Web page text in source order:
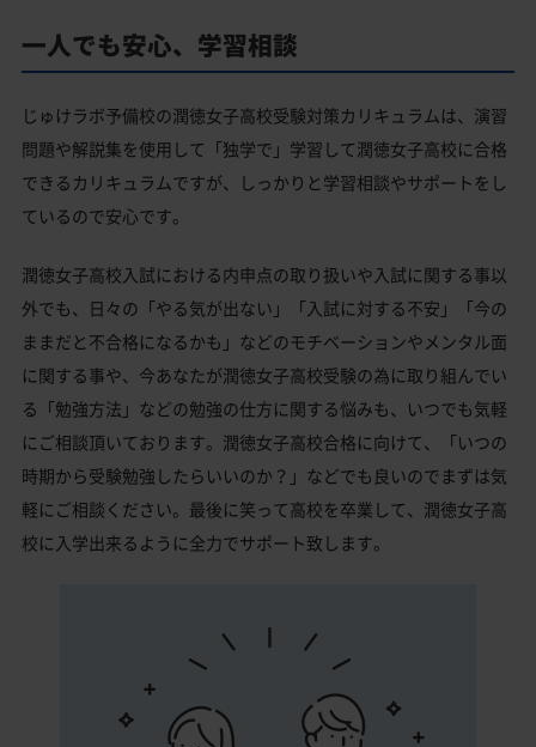
一人でも安心、学習相談
じゅけラボ予備校の潤徳女子高校受験対策カリキュラムは、演習
問題や解説集を使用して「独学で」学習して潤徳女子高校に合格
できるカリキュラムですが、しっかりと学習相談やサポートをし
ているので安心です。
潤徳女子高校入試における内申点の取り扱いや入試に関する事以
外でも、日々の「やる気が出ない」「入試に対する不安」「今の
ままだと不合格になるかも」などのモチベーションやメンタル面
に関する事や、今あなたが潤徳女子高校受験の為に取り組んでい
る「勉強方法」などの勉強の仕方に関する悩みも、いつでも気軽
にご相談頂いております。潤徳女子高校合格に向けて、「いつの
時期から受験勉強したらいいのか？」などでも良いのでまずは気
軽にご相談ください。最後に笑って高校を卒業して、潤徳女子高
校に入学出来るように全力でサポート致します。